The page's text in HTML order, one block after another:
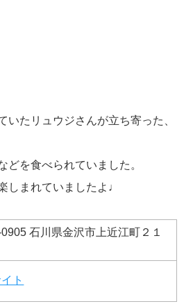
いたリュウジさんが立ち寄った、
どを食べられていました。
しまれていましたよ♩
石川県金沢市上近江町２１
ト